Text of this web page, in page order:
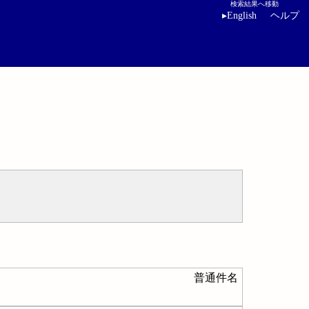
検索結果へ移動
▸English ヘルプ
普通件名